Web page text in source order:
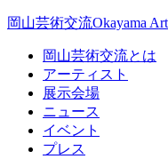
岡山芸術交流Okayama
岡山芸術交流とは
アーティスト
展示会場
ニュース
イベント
プレス